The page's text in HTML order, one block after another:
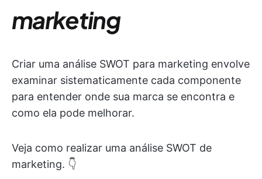
marketing
Criar uma análise SWOT para marketing envolve
examinar sistematicamente cada componente
para entender onde sua marca se encontra e
como ela pode melhorar.
Veja como realizar uma análise SWOT de
marketing. 👇